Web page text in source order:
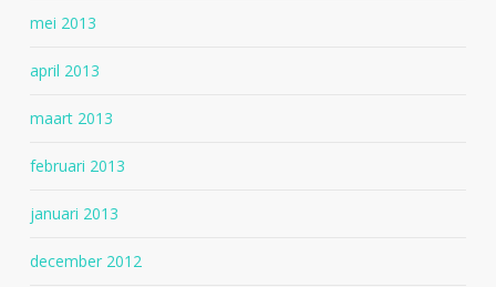
mei 2013
april 2013
maart 2013
februari 2013
januari 2013
december 2012